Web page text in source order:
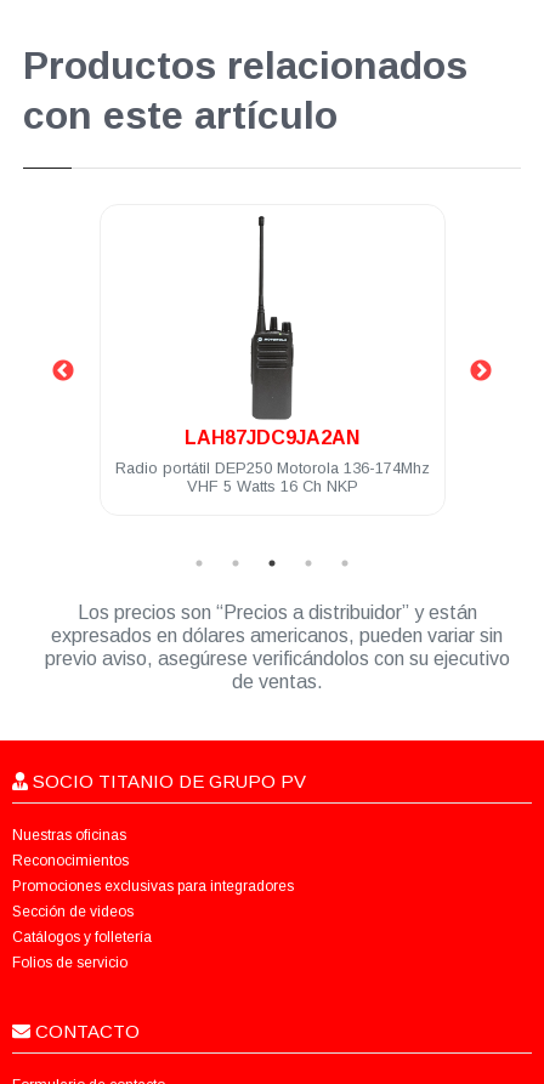
Productos relacionados
con este artículo
.
LAH87JDC9JA2AN
Radio portátil DEP250 Motorola 136-174Mhz
VHF 5 Watts 16 Ch NKP
Los precios son “Precios a distribuidor” y están
expresados en dólares americanos, pueden variar sin
previo aviso, asegúrese verificándolos con su ejecutivo
de ventas.
SOCIO TITANIO DE GRUPO PV
Nuestras oficinas
Reconocimientos
Promociones exclusivas para integradores
Sección de videos
Catálogos y folletería
Folios de servicio
CONTACTO